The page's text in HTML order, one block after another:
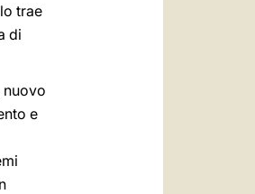
trae
di
nuovo
e